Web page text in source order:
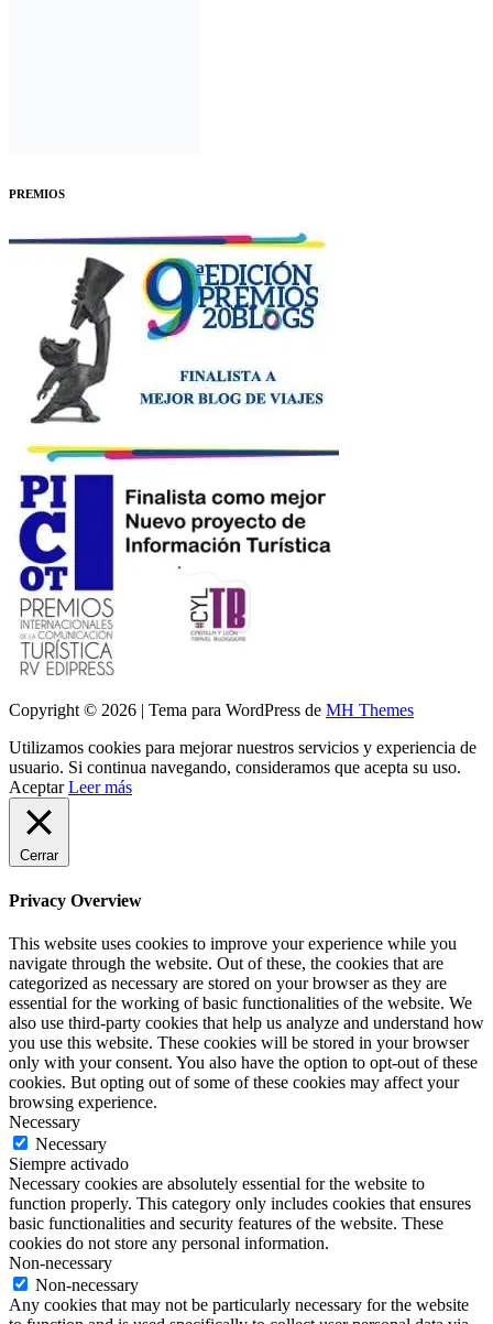
PREMIOS
Copyright © 2026 | Tema para WordPress de MH Themes
Utilizamos cookies para mejorar nuestros servicios y experiencia de
usuario. Si continua navegando, consideramos que acepta su uso.
Aceptar Leer más
Cerrar
Privacy Overview
This website uses cookies to improve your experience while you
navigate through the website. Out of these, the cookies that are
categorized as necessary are stored on your browser as they are
essential for the working of basic functionalities of the website. We
also use third-party cookies that help us analyze and understand how
you use this website. These cookies will be stored in your browser
only with your consent. You also have the option to opt-out of these
cookies. But opting out of some of these cookies may affect your
browsing experience.
Necessary
Necessary
Siempre activado
Necessary cookies are absolutely essential for the website to
function properly. This category only includes cookies that ensures
basic functionalities and security features of the website. These
cookies do not store any personal information.
Non-necessary
Non-necessary
Any cookies that may not be particularly necessary for the website